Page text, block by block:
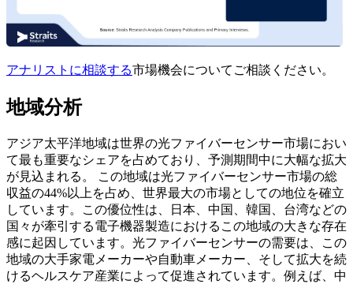
アナリストに相談する市場機会についてご相談ください。
地域分析
アジア太平洋地域は世界の光ファイバーセンサー市場におい
て最も重要なシェアを占めており、予測期間中に大幅な拡大
が見込まれる。
この地域は光ファイバーセンサー市場の総
収益の44%以上を占め、世界最大の市場としての地位を確立
しています。この優位性は、日本、中国、韓国、台湾などの
国々が牽引する電子機器製造におけるこの地域の大きな存在
感に起因しています。光ファイバーセンサーの需要は、この
地域の大手家電メーカーや自動車メーカー、そして拡大を続
けるヘルスケア産業によって促進されています。例えば、中